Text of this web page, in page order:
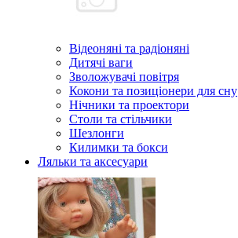
Відеоняні та радіоняні
Дитячі ваги
Зволожувачі повітря
Кокони та позиціонери для сну
Нічники та проектори
Столи та стільчики
Шезлонги
Килимки та бокси
Ляльки та аксесуари